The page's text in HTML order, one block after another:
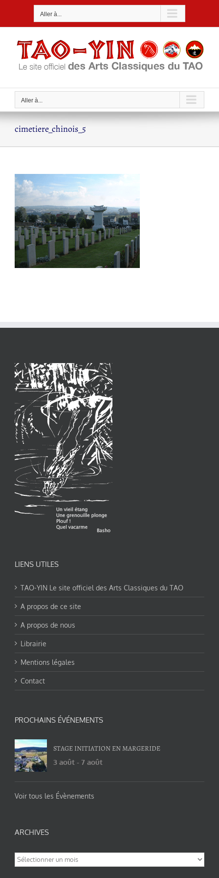
Aller à...
Aller à...
cimetiere_chinois_5
LIENS UTILES
TAO-YIN Le site officiel des Arts Classiques du TAO
A propos de ce site
A propos de nous
Librairie
Mentions légales
Contact
PROCHAINS ÉVÉNEMENTS
STAGE INITIATION EN MARGERIDE
3 août - 7 août
Voir tous les Évènements
ARCHIVES
Archives